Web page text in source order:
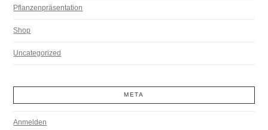
Pflanzenpräsentation
Shop
Uncategorized
META
Anmelden